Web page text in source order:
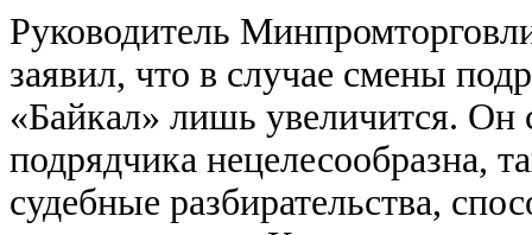
Руководитель
заявил, что в случае смены
«Байкал» лишь увеличится. Он
подрядчика нецелесообразна,
судебные разбирательства,